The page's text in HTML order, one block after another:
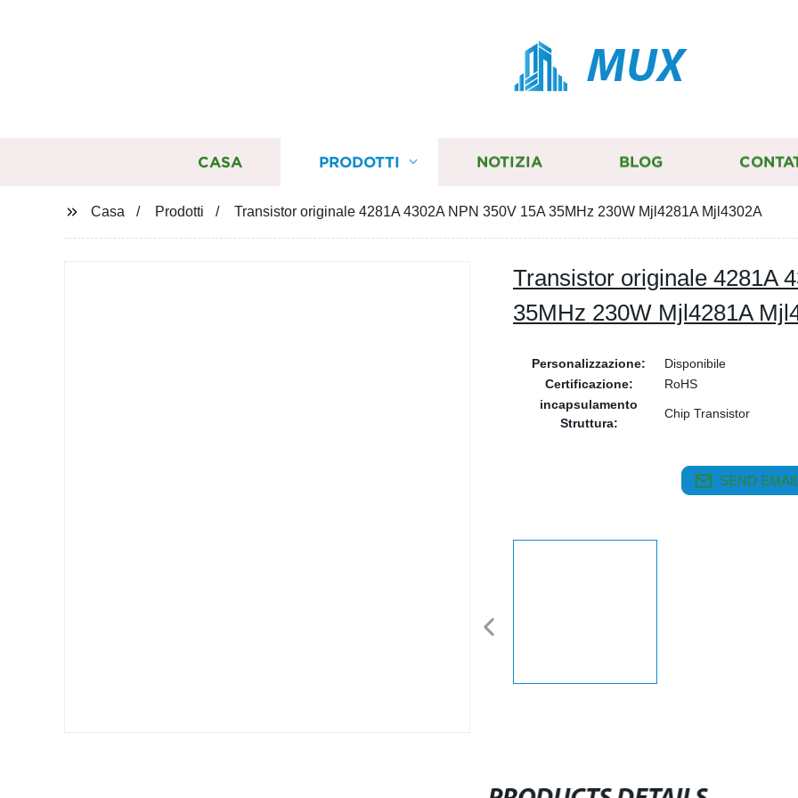
MUX
CASA PRODOTTI NOTIZIA BLOG
Casa Prodotti Transistor originale 4281A 4302A NPN 350V 15A 35MHz 230W Mjl4281A Mjl4302A
Transistor originale 4281A
35MHz 230W Mjl4281A
Personalizzazione:
Disponibile
Certificazione:
RoHS
incapsulamento
Struttura:
Chip Transistor
SEND